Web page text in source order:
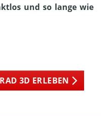
und so lange wie
3D ERLEBEN